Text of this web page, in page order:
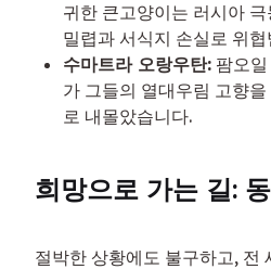
귀한 큰고양이는 러시아
밀렵과 서식지 손실로 위
수마트라 오랑우탄: 팜오
가 그들의 열대우림 고향
로 내몰았습니다.
희망으로 가는 길:
절박한 상황에도 불구하고, 전